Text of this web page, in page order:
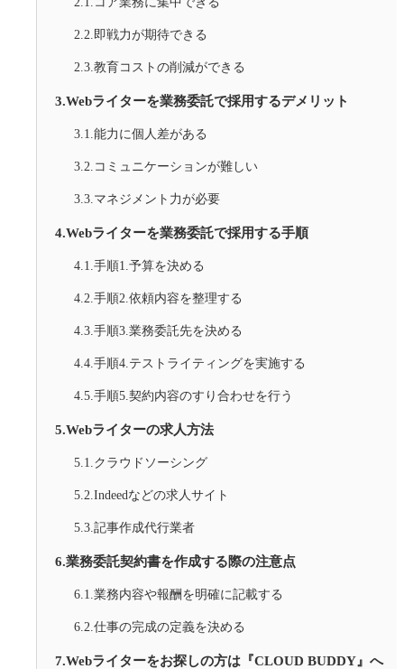
2.2.即戦力が期待できる
2.3.教育コストの削減ができる
3.Webライターを業務委託で採用するデメリット
3.1.能力に個人差がある
3.2.コミュニケーションが難しい
3.3.マネジメント力が必要
4.Webライターを業務委託で採用する手順
4.1.手順1.予算を決める
4.2.手順2.依頼内容を整理する
4.3.手順3.業務委託先を決める
4.4.手順4.テストライティングを実施する
4.5.手順5.契約内容のすり合わせを行う
5.Webライターの求人方法
5.1.クラウドソーシング
5.2.Indeedなどの求人サイト
5.3.記事作成代行業者
6.業務委託契約書を作成する際の注意点
6.1.業務内容や報酬を明確に記載する
6.2.仕事の完成の定義を決める
7.Webライターをお探しの方は『CLOUD BUDDY』へ